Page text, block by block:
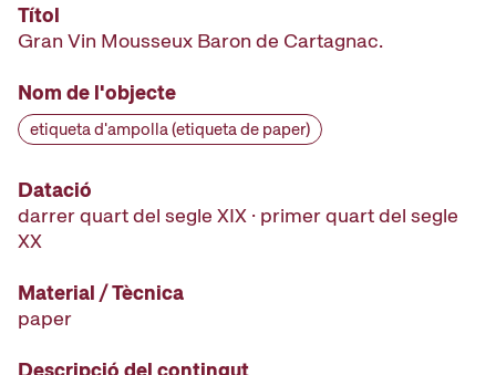
Títol
Gran Vin Mousseux Baron de Cartagnac.
Nom de l'objecte
etiqueta d'ampolla (etiqueta de paper)
Datació
darrer quart del segle XIX · primer quart del segle
XX
Material / Tècnica
paper
Descripció del contingut